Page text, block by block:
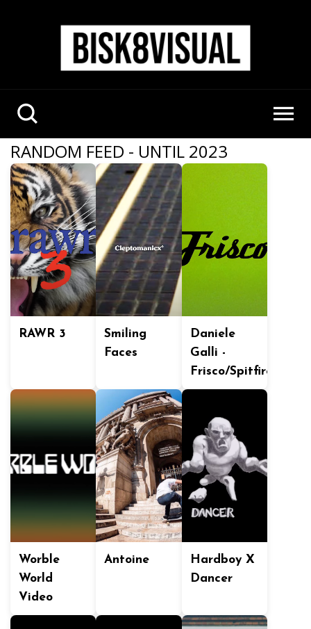
RANDOM FEED - UNTIL 2023
RAWR 3
Smiling
Faces
Daniele
Galli -
Frisco/Spitfire
Worble
World
Video
Antoine
Hardboy X
Dancer